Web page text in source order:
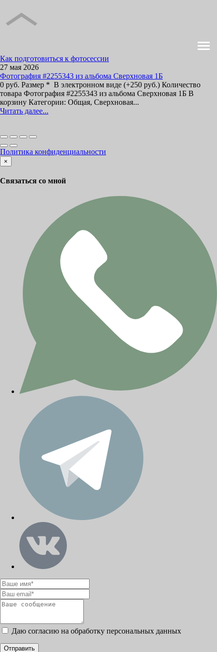
Как подготовиться к фотосессии
27 мая 2026
Фотография #2255343 из альбома Сверхновая 1Б
0 руб. Размер * В электронном виде (+250 руб.) Количество
товара Фотография #2255343 из альбома Сверхновая 1Б В
корзину Категории: Общая, Сверхновая...
Читать далее...
Политика конфиденциальности
×
Связаться со мной
Даю согласию на обработку персональных данных
Отправить